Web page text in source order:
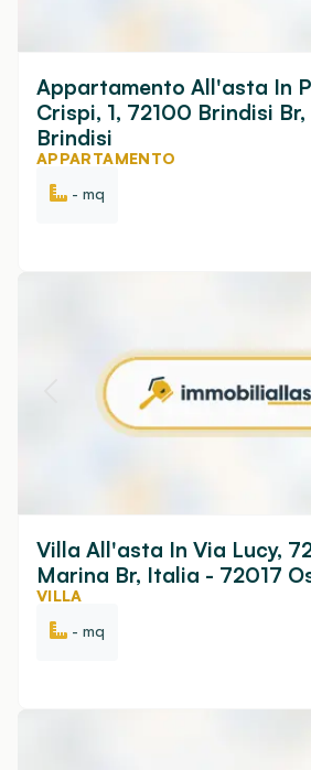
Appartamento All'asta In
Crispi, 1, 72100 Brindisi
Brindisi
APPARTAMENTO
- mq
Villa All'asta In Via Lucy,
Marina Br, Italia - 72017
VILLA
- mq